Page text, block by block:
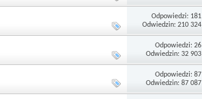
Odpowiedzi: 181
Odwiedzin: 210 324
Odpowiedzi: 26
Odwiedzin: 32 903
Odpowiedzi: 87
Odwiedzin: 87 087